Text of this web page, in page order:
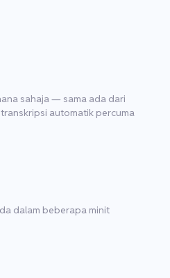
sahaja — sama ada dari
automatik percuma
dalam beberapa minit